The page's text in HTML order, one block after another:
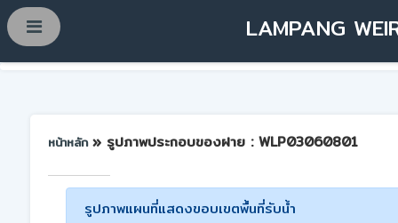
LAMPANG
หน้าหลัก » รูปภาพประกอบของฝาย : WLP03060801
รูปภาพแผนที่แสดงขอบเขตพื้นที่รับน้ำ